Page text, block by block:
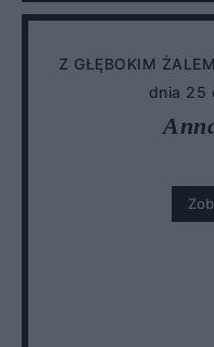
Z GŁĘBOKIM
dnia 25